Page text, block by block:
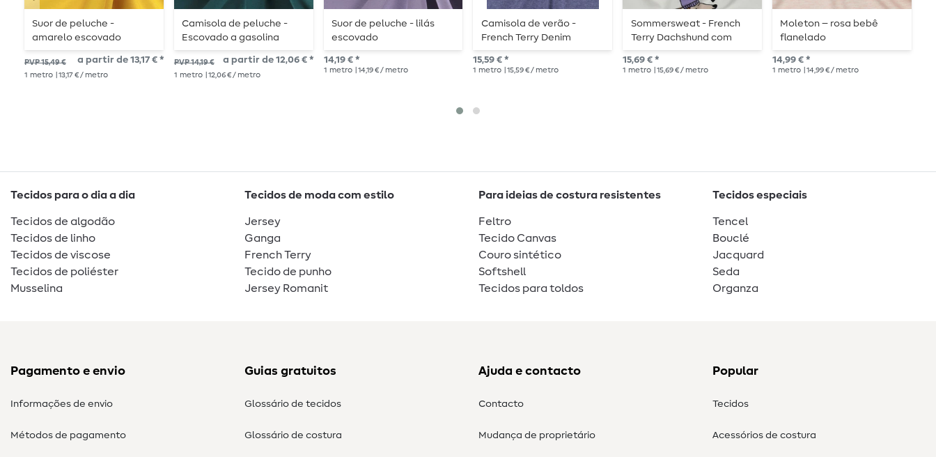
Suor de peluche -
amarelo escovado
PVP 15,49 € a partir de 13,17 € *
1 metro | 13,17 € / metro
Camisola de peluche -
Escovado a gasolina
PVP 14,19 € a partir de 12,06 € *
1 metro | 12,06 € / metro
Suor de peluche - lilás
escovado
14,19 € *
1 metro | 14,19 € / metro
Camisola de verão -
French Terry Denim
Melange
15,59 € *
1 metro | 15,59 € / metro
Sommersweat - French
Terry Dachshund com
coração Ecru
15,69 € *
1 metro | 15,69 € / metro
Moleton – rosa bebê
flanelado
14,99 € *
1 metro | 14,99 € / metro
Tecidos para o dia a dia
Tecidos de algodão
Tecidos de linho
Tecidos de viscose
Tecidos de poliéster
Musselina
Tecidos de moda com estilo
Jersey
Ganga
French Terry
Tecido de punho
Jersey Romanit
Para ideias de costura resistentes
Feltro
Tecido Canvas
Couro sintético
Softshell
Tecidos para toldos
Tecidos especiais
Tencel
Bouclé
Jacquard
Seda
Organza
Pagamento e envio
Informações de envio
Métodos de pagamento
Guias gratuitos
Glossário de tecidos
Glossário de costura
Ajuda e contacto
Contacto
Mudança de proprietário
Popular
Tecidos
Acessórios de costura